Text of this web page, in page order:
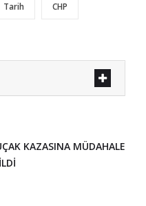
Tarih CHP
KAZASINA MÜDAHALE